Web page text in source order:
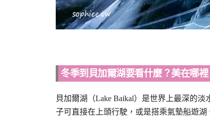
冬季到貝加爾湖要看什麼？美在哪裡
貝加爾湖（Lake Baikal）是世界上最深的
子可直接在上頭行駛，或是搭乘氣墊船遊湖